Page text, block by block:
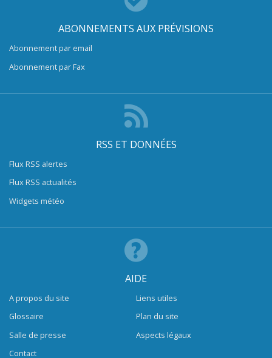
ABONNEMENTS AUX PRÉVISIONS
Abonnement par email
Abonnement par Fax
RSS ET DONNÉES
Flux RSS alertes
Flux RSS actualités
Widgets météo
AIDE
A propos du site
Glossaire
Salle de presse
Contact
Liens utiles
Plan du site
Aspects légaux